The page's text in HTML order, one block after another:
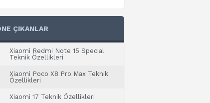
ÇIKANLAR
Xiaomi Redmi Note 15 Special
Teknik Özellikleri
Xiaomi Poco X8 Pro Max Teknik
Özellikleri
Xiaomi 17 Teknik Özellikleri